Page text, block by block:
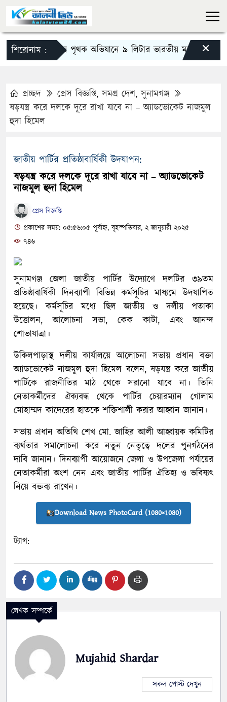
শিরোনাম :
দিরাইয়ে পৃথক অভিযানে ৯ লিটার ভারতীয় মদ ও ৪০০ ইয়াবা
×
প্রচ্ছদ প্রেস বিজ্ঞপ্তি,সমগ্র দেশ,সুনামগঞ্জ
ষড়যন্ত্র করে দলকে দূরে রাখা যাবে না – অ্যাডভোকেট নাজমুল
হুদা হিমেল
জাতীয় পার্টির প্রতিষ্ঠাবার্ষিকী উদযাপন:
ষড়যন্ত্র করে দলকে দূরে রাখা যাবে না – অ্যাডভোকেট
নাজমুল হুদা হিমেল
প্রেস বিজ্ঞপ্তি
প্রকাশের সময়: ০৫:৫৬:০৫ পূর্বাহ্ন, বৃহস্পতিবার, ২ জানুয়ারী ২০২৫
৭৪৬
সুনামগঞ্জ জেলা জাতীয় পার্টির উদ্যোগে দলটির ৩৯তম
প্রতিষ্ঠাবার্ষিকী দিনব্যাপী বিভিন্ন কর্মসূচির মাধ্যমে উদযাপিত
হয়েছে। কর্মসূচির মধ্যে ছিল জাতীয় ও দলীয় পতাকা
উত্তোলন, আলোচনা সভা, কেক কাটা, এবং আনন্দ
শোভাযাত্রা।
উকিলপাড়াস্থ দলীয় কার্যালয়ে আলোচনা সভায় প্রধান বক্তা
অ্যাডভোকেট নাজমুল হুদা হিমেল বলেন, ষড়যন্ত্র করে জাতীয়
পার্টিকে রাজনীতির মাঠ থেকে সরানো যাবে না। তিনি
নেতাকর্মীদের ঐক্যবদ্ধ থেকে পার্টির চেয়ারম্যান গোলাম
মোহাম্মদ কাদেরের হাতকে শক্তিশালী করার আহ্বান জানান।
সভায় প্রধান অতিথি শেখ মো. জাহির আলী আহ্বায়ক কমিটির
ব্যর্থতার সমালোচনা করে নতুন নেতৃত্বে দলের পুনর্গঠনের
দাবি জানান। দিনব্যাপী আয়োজনে জেলা ও উপজেলা পর্যায়ের
নেতাকর্মীরা অংশ নেন এবং জাতীয় পার্টির ঐতিহ্য ও ভবিষ্যৎ
নিয়ে বক্তব্য রাখেন।
Download News PhotoCard (1080×1080)
ট্যাগ:
লেখক সম্পর্কে
Mujahid Shardar
সকল পোস্ট দেখুন